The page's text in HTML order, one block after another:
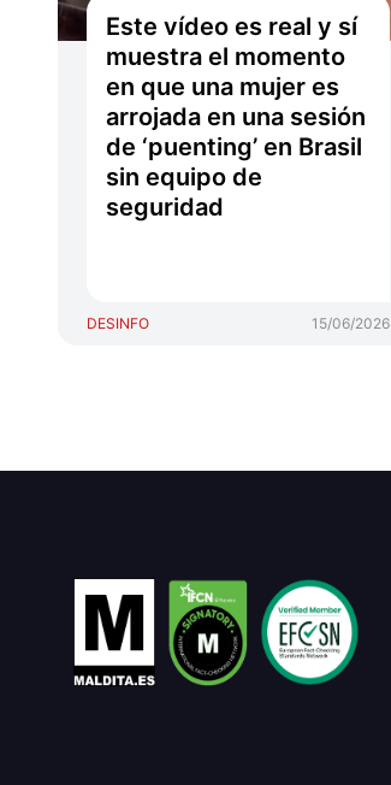
Este vídeo es real y sí
muestra el momento
en que una mujer es
arrojada en una sesión
de ‘puenting’ en Brasil
sin equipo de
seguridad
DESINFO 15/06/2026